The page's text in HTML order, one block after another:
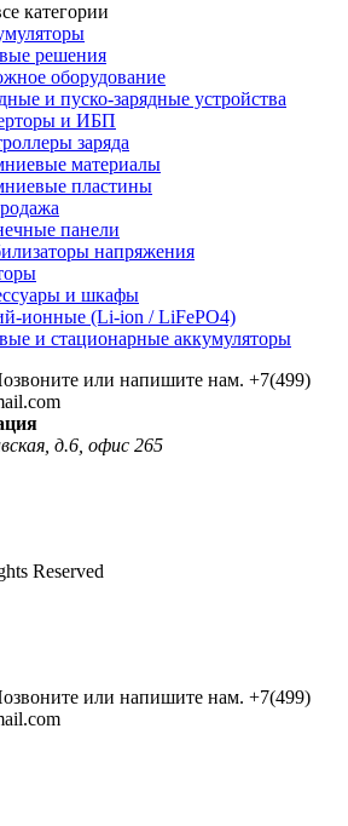
категории
решения
оборудование
и пуско-зарядные устройства
и ИБП
заряда
материалы
пластины
панели
напряжения
и шкафы
ионные (Li-ion / LiFePO4)
и стационарные аккумуляторы
или напишите нам. +7(499)
д.6, офис 265
Reserved
или напишите нам. +7(499)